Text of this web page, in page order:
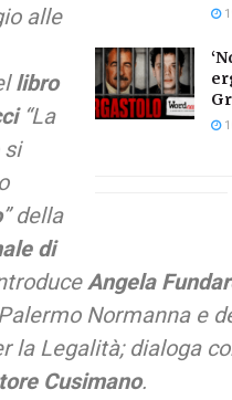
alle
libro
“La
si
” della
di
Angela
Normanna e
la Legalità; dialoga
Cusimano.